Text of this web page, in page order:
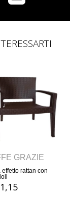
GRAZIE
in polipropilene con
16,39